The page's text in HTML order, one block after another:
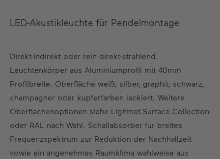
LED-Akustikleuchte für Pendelmontage
Direkt-indirekt oder rein direkt-strahlend.
Leuchtenkörper aus Aluminiumprofil mit 40mm
Profilbreite. Oberfläche weiß, silber, graphit, schwarz,
champagner oder kupferfarben lackiert. Weitere
Oberflächenoptionen siehe Lightnet-Surface-Collection
oder RAL nach Wahl. Schallabsorber für breites
Frequenzspektrum zur Reduktion der Nachhallzeit
sowie ein angenehmes Raumklima wahlweise aus